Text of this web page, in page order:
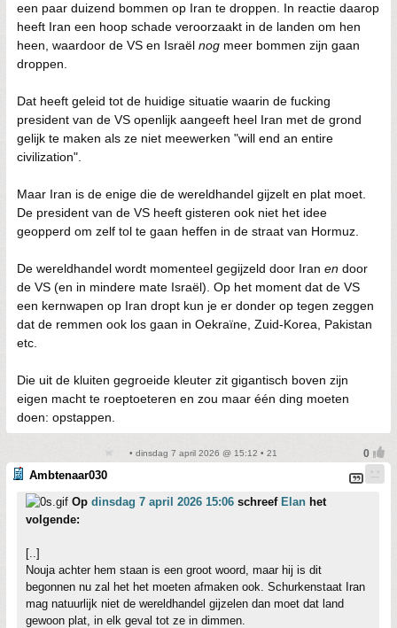
een paar duizend bommen op Iran te droppen. In reactie daarop
heeft Iran een hoop schade veroorzaakt in de landen om hen
heen, waardoor de VS en Israël nog meer bommen zijn gaan
droppen.
Dat heeft geleid tot de huidige situatie waarin de fucking
president van de VS openlijk aangeeft heel Iran met de grond
gelijk te maken als ze niet meewerken "will end an entire
civilization".
Maar Iran is de enige die de wereldhandel gijzelt en plat moet.
De president van de VS heeft gisteren ook niet het idee
geopperd om zelf tol te gaan heffen in de straat van Hormuz.
De wereldhandel wordt momenteel gegijzeld door Iran en door
de VS (en in mindere mate Israël). Op het moment dat de VS
een kernwapen op Iran dropt kun je er donder op tegen zeggen
dat de remmen ook los gaan in Oekraïne, Zuid-Korea, Pakistan
etc.
Die uit de kluiten gegroeide kleuter zit gigantisch boven zijn
eigen macht te roeptoeteren en zou maar één ding moeten
doen: opstappen.
• dinsdag 7 april 2026 @ 15:12 • 21
Ambtenaar030
Op dinsdag 7 april 2026 15:06 schreef Elan het
volgende:
[..]
Nouja achter hem staan is een groot woord, maar hij is dit
begonnen nu zal het het moeten afmaken ook. Schurkenstaat Iran
mag natuurlijk niet de wereldhandel gijzelen dan moet dat land
gewoon plat, in elk geval tot ze in dimmen.